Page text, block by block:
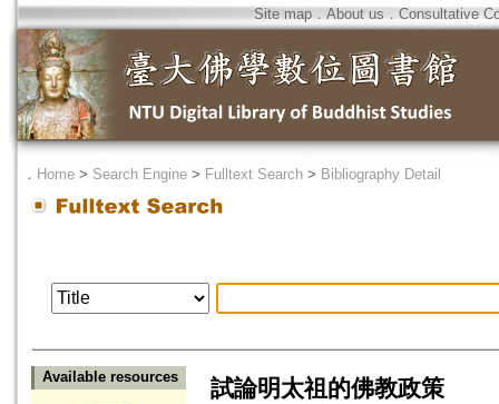
Site map．About us ． Consultative
． Home > Search Engine > Fulltext Search > Bibliography Detail
Available resources 試論明太祖的佛教政策